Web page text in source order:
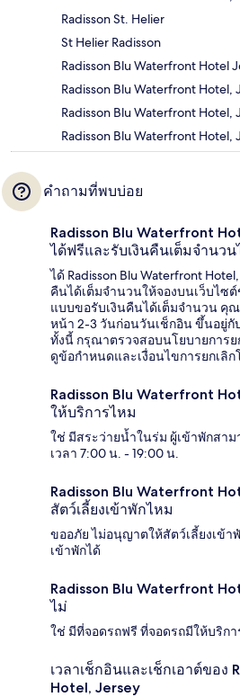
Radisson St. Helier
St Helier Radisson
Radisson Blu Waterfront Hotel
Radisson Blu Waterfront Hotel,
Radisson Blu Waterfront Hotel,
Radisson Blu Waterfront Hotel,
คำถามที่พบบ่อย
Radisson Blu Waterfront
ได้ฟรีและรับเงินคืนเต็มจำนว
ได้ Radisson Blu Waterfront
คืนได้เต็มจำนวนให้จองบนเว็บไซ
แบบขอรับเงินคืนได้เต็มจำนวน คุณ
หน้า 2-3 วันก่อนวันเช็กอิน ขึ้นอยู่
ทั้งนี้ กรุณาตรวจสอบนโยบายการย
ดูข้อกำหนดและเงื่อนไขการยกเลิก
Radisson Blu Waterfront
ให้บริการไหม
ใช่ มีสระว่ายน้ำในร่ม ผู้เข้าพักสา
เวลา 7:00 น. - 19:00 น.
Radisson Blu Waterfront
สัตว์เลี้ยงเข้าพักไหม
ขออภัย ไม่อนุญาตให้สัตว์เลี้ยงเข้า
เข้าพักได้
Radisson Blu Waterfront
ไม่
ใช่ มีที่จอดรถฟรี ที่จอดรถมีให้บริกา
เวลาเช็กอินและเช็กเอาต์ของ
Hotel, Jersey